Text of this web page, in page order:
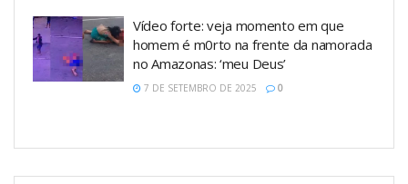
Vídeo forte: veja momento em que
homem é m0rto na frente da namorada
no Amazonas: ‘meu Deus’
7 DE SETEMBRO DE 2025 0